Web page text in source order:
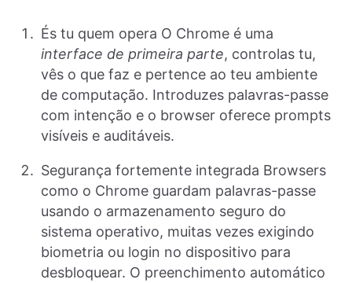
És tu quem opera O Chrome é uma
interface de primeira parte, controlas tu,
vês o que faz e pertence ao teu ambiente
de computação. Introduzes palavras-passe
com intenção e o browser oferece prompts
visíveis e auditáveis.
Segurança fortemente integrada Browsers
como o Chrome guardam palavras-passe
usando o armazenamento seguro do
sistema operativo, muitas vezes exigindo
biometria ou login no dispositivo para
desbloquear. O preenchimento automático